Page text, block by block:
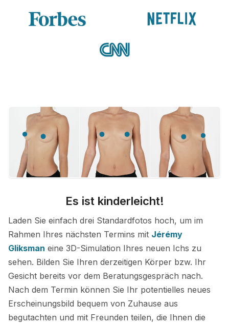
Es ist kinderleicht!
Laden Sie einfach drei Standardfotos hoch, um im
Rahmen Ihres nächsten Termins mit Jérémy
Gliksman eine 3D-Simulation Ihres neuen Ichs zu
sehen. Bilden Sie Ihren derzeitigen Körper bzw. Ihr
Gesicht bereits vor dem Beratungsgespräch nach.
Nach dem Termin können Sie Ihr potentielles neues
Erscheinungsbild bequem von Zuhause aus
begutachten und mit Freunden teilen, die Ihnen die